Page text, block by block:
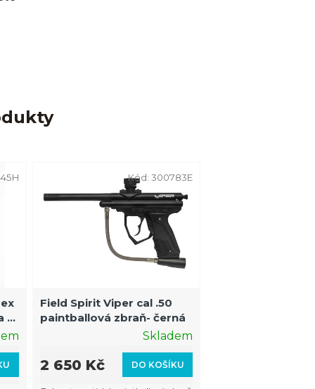
s
Field Spirit Viper cal .50
paintballová zbraň- černá
Skladem
DO KOŠÍKU
2 650 Kč
Kód:300783E